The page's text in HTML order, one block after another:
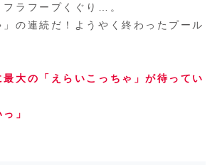
ラフープくぐり…。
」の連続だ！ようやく終わったプール
大の「えらいこっちゃ」が待ってい
」